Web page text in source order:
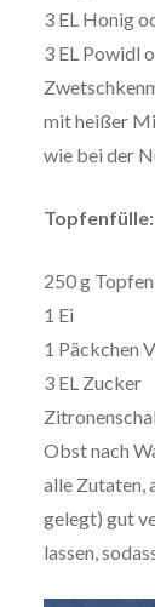
3 EL Honig
3 EL Powidl
mit heißer
wie bei der
Topfenfülle:
250 g
1 Ei
1 Päckchen
3 EL Zucker
Obst nach
alle Zutaten,
gelegt) gut
lassen,